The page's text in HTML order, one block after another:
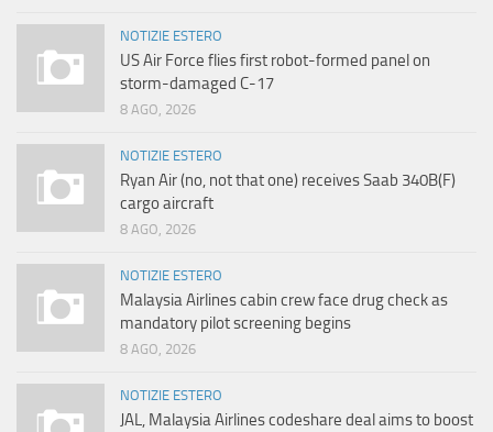
NOTIZIE ESTERO
US Air Force flies first robot-formed panel on
storm-damaged C-17
8 AGO, 2026
NOTIZIE ESTERO
Ryan Air (no, not that one) receives Saab 340B(F)
cargo aircraft
8 AGO, 2026
NOTIZIE ESTERO
Malaysia Airlines cabin crew face drug check as
mandatory pilot screening begins
8 AGO, 2026
NOTIZIE ESTERO
JAL, Malaysia Airlines codeshare deal aims to boost